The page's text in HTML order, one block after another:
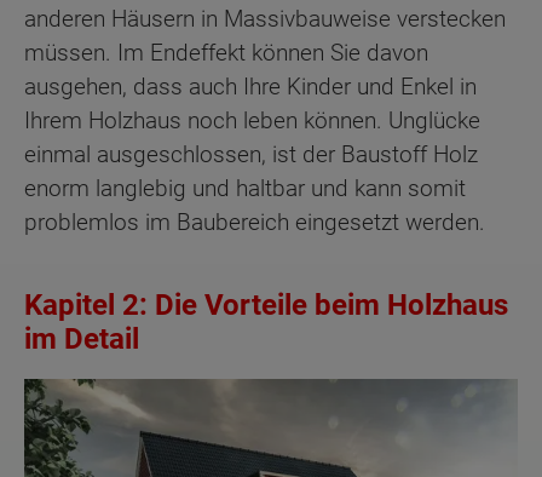
anderen Häusern in Massivbauweise verstecken
müssen. Im Endeffekt können Sie davon
ausgehen, dass auch Ihre Kinder und Enkel in
Ihrem Holzhaus noch leben können. Unglücke
einmal ausgeschlossen, ist der Baustoff Holz
enorm langlebig und haltbar und kann somit
problemlos im Baubereich eingesetzt werden.
Kapitel 2: Die Vorteile beim Holzhaus
im Detail